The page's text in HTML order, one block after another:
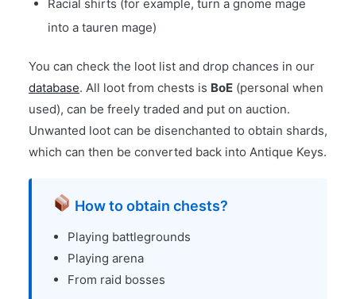
Racial shirts (for example, turn a gnome mage
into a tauren mage)
You can check the loot list and drop chances in our
database. All loot from chests is BoE (personal when
used), can be freely traded and put on auction.
Unwanted loot can be disenchanted to obtain shards,
which can then be converted back into Antique Keys.
How to obtain chests?
Playing battlegrounds
Playing arena
From raid bosses